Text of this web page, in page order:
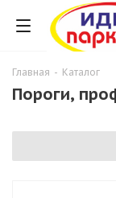
Главная - Каталог
Пороги,